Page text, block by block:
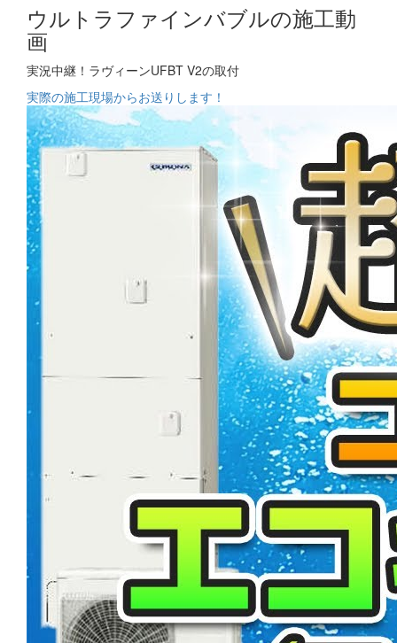
ウルトラファインバブルの施工動
画
実況中継！ラヴィーンUFBT V2の取付
実際の施工現場からお送りします！